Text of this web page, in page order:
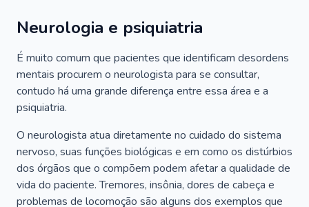
Neurologia e psiquiatria
É muito comum que pacientes que identificam desordens
mentais procurem o neurologista para se consultar,
contudo há uma grande diferença entre essa área e a
psiquiatria.
O neurologista atua diretamente no cuidado do sistema
nervoso, suas funções biológicas e em como os distúrbios
dos órgãos que o compõem podem afetar a qualidade de
vida do paciente. Tremores, insônia, dores de cabeça e
problemas de locomoção são alguns dos exemplos que